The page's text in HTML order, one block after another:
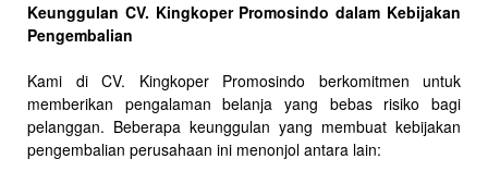
Keunggulan CV. Kingkoper Promosindo dalam Kebijakan
Pengembalian
Kami di CV. Kingkoper Promosindo berkomitmen untuk
memberikan pengalaman belanja yang bebas risiko bagi
pelanggan. Beberapa keunggulan yang membuat kebijakan
pengembalian perusahaan ini menonjol antara lain: